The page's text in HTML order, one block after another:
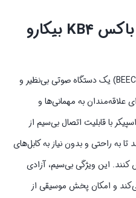
معرفی اسپیکر پارتی باکس KB4 بیکارو
اسپیکر پارتی باکس KB4 بیکارو (BEECARO) یک دستگاه صوتی بی‌نظیر و
به مهمانی‌ها و
با قابلیت اتصال بی‌سیم از
به راحتی و بدون نیاز به کابل‌های
این ویژگی بی‌سیم، آزادی
و امکان پخش موسیقی از